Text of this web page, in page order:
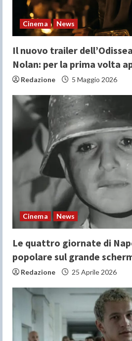
n
gCinema News
Il nuovo trailer
Nolan: per la prima volta
Redazione 5 Maggio 2026
Cinema News
Le quattro giornate di
popolare sul grande
Redazione 25 Aprile 2026